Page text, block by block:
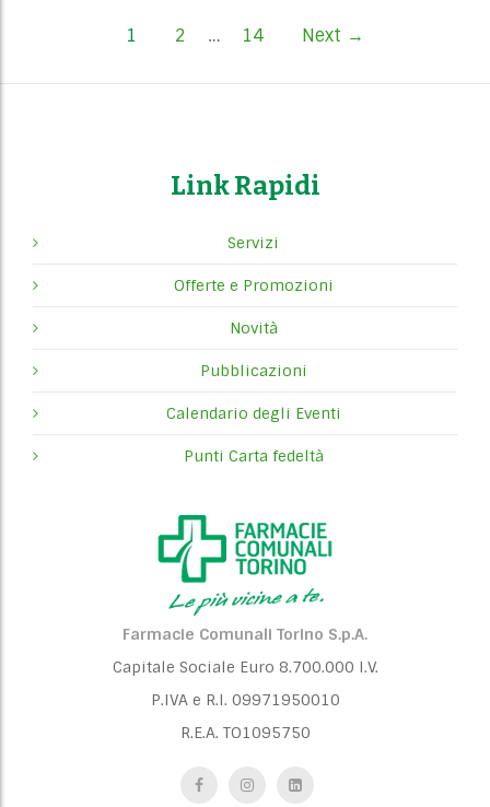
n
a
v
g
a
1 2 … 14 Next →
Link Rapidi
Servizi
Offerte e Promozioni
Novità
Pubblicazioni
Calendario degli Eventi
Punti Carta fedeltà
Farmacie Comunali Torino S.p.A.
Capitale Sociale Euro 8.700.000 I.V.
P.IVA e R.I. 09971950010
R.E.A. TO1095750